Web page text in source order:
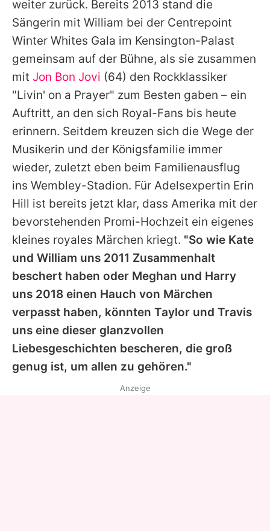
weiter zurück. Bereits 2013 stand die
Sängerin mit William bei der Centrepoint
Winter Whites Gala im Kensington-Palast
gemeinsam auf der Bühne, als sie zusammen
mit Jon Bon Jovi (64) den Rockklassiker
"Livin' on a Prayer" zum Besten gaben – ein
Auftritt, an den sich Royal-Fans bis heute
erinnern. Seitdem kreuzen sich die Wege der
Musikerin und der Königsfamilie immer
wieder, zuletzt eben beim Familienausflug
ins Wembley-Stadion. Für Adelsexpertin Erin
Hill ist bereits jetzt klar, dass Amerika mit der
bevorstehenden Promi-Hochzeit ein eigenes
kleines royales Märchen kriegt. "So wie Kate
und William uns 2011 Zusammenhalt
beschert haben oder Meghan und Harry
uns 2018 einen Hauch von Märchen
verpasst haben, könnten Taylor und Travis
uns eine dieser glanzvollen
Liebesgeschichten bescheren, die groß
genug ist, um allen zu gehören."
Anzeige